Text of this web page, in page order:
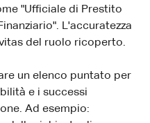
"Ufficiale di Prestito
L'accuratezza
del ruolo ricoperto.
un elenco puntato per
e i successi
Ad esempio: